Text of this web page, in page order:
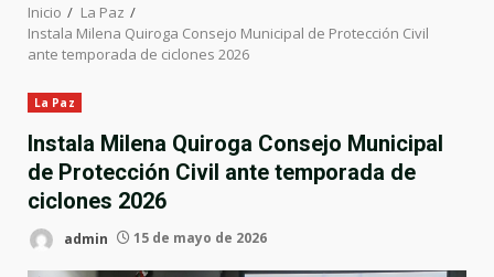
Inicio
La Paz
Instala Milena Quiroga Consejo Municipal de Protección Civil
ante temporada de ciclones 2026
La Paz
Instala Milena Quiroga Consejo Municipal
de Protección Civil ante temporada de
ciclones 2026
admin 15 de mayo de 2026